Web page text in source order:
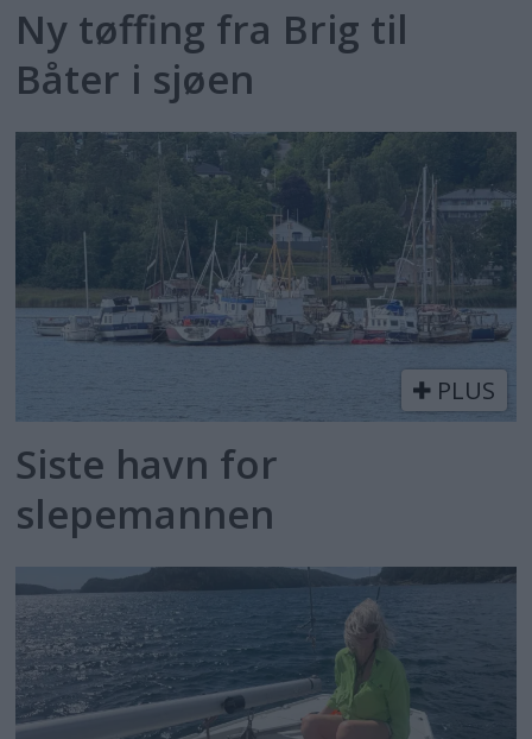
Ny tøffing fra Brig til
Båter i sjøen
PLUS
Siste havn for
slepemannen